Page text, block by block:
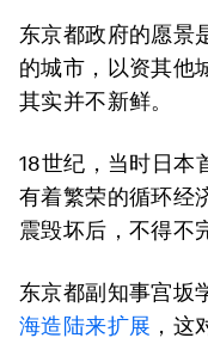
东京都政府的愿景
的城市，以资其他
其实并不新鲜。
18世纪，当时日本
有着繁荣的循环经
震毁坏后，不得不
东京都副知事宫坂
海造陆来扩展 ，这